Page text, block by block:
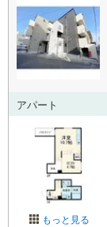
アパート
もっと見る